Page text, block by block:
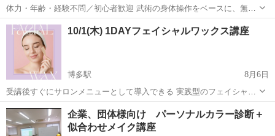
体力・年齢・経験不問／初心者歓迎 武術の身体操作をベースに、無理
なく・安全に・続けられるトレーニングを個別で指導します。 空手・
合気武道・護身術・体幹トレーニングなど、 ご希望と体力レベルを丁
寧に確認したうえで、あなたに合っ...
福岡 北九州市 安部山公園駅 その他
10/1(木) 1DAYフェイシャルワックス講座
博多駅
8月6日
受講後すぐにサロンメニューとして導入できる 実践型のフェイシャル
ワックス講座を開催します🫧 お顔の産毛や古い角質をやさしく取り除
き、 お肌を明るく、なめらかな印象へ導く フェイシャルワックス。
施術後の...
福岡 福岡市 博多駅 スキンケア
企業、団体様向け パーソナルカラー診断＋
似合わせメイク講座